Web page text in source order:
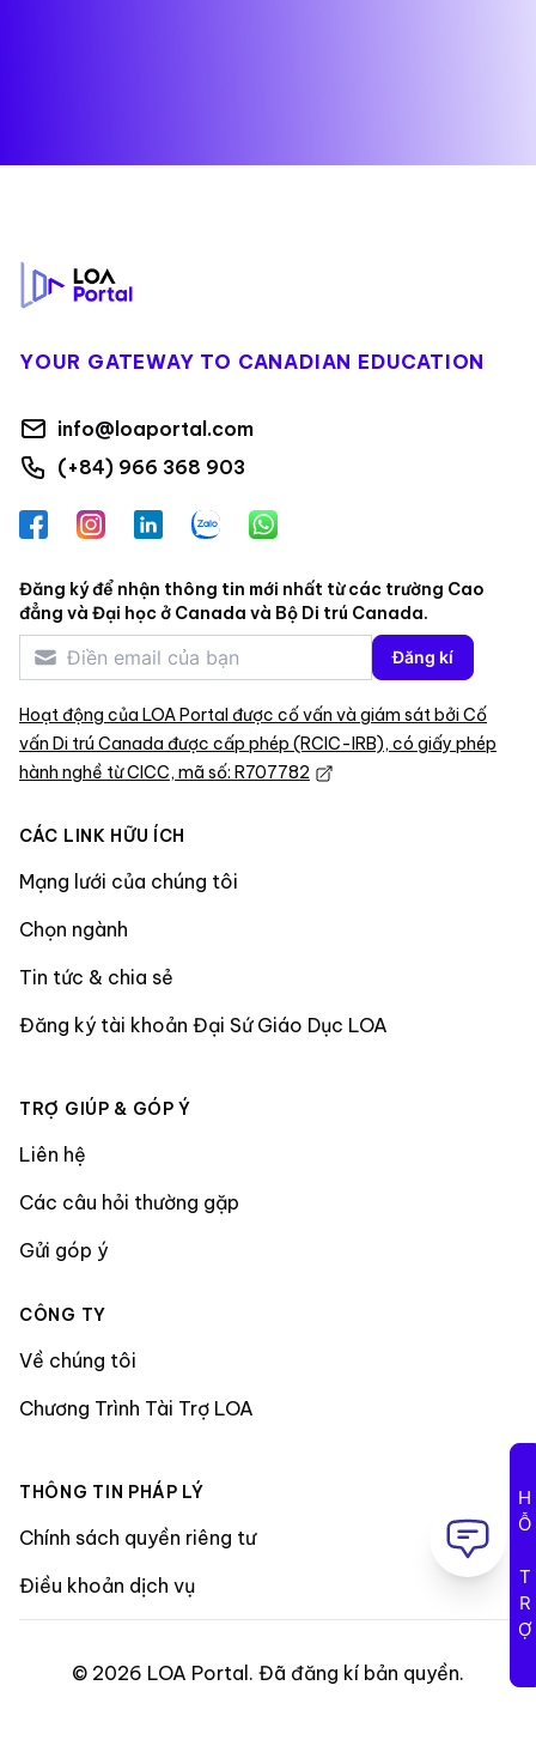
YOUR GATEWAY TO CANADIAN EDUCATION
info@loaportal.com
(+84) 966 368 903
FacebookInstagramLinkedInZalo WhatsApp
Đăng ký để nhận thông tin mới nhất từ các trường Cao
đẳng và Đại học ở Canada và Bộ Di trú Canada.
Đăng kí
Hoạt động của LOA Portal được cố vấn và giám sát bởi Cố
vấn Di trú Canada được cấp phép (RCIC-IRB), có giấy phép
hành nghề từ CICC, mã số: R707782
CÁC LINK HỮU ÍCH
Mạng lưới của chúng tôi
Chọn ngành
Tin tức & chia sẻ
Đăng ký tài khoản Đại Sứ Giáo Dục LOA
TRỢ GIÚP & GÓP Ý
Liên hệ
Các câu hỏi thường gặp
Gửi góp ý
CÔNG TY
Về chúng tôi
Chương Trình Tài Trợ LOA
THÔNG TIN PHÁP LÝ
Chính sách quyền riêng tư
Điều khoản dịch vụ
© 2026 LOA Portal. Đã đăng kí bản quyền.
HỖ TRỢ